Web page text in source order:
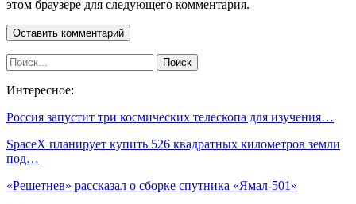
этом браузере для следующего комментария.
Интересное:
Россия запустит три космических телескопа для изучения…
SpaceX планирует купить 526 квадратных километров земли
под…
«Решетнев» рассказал о сборке спутника «Ямал-501»